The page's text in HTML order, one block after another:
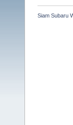
Siam Subaru